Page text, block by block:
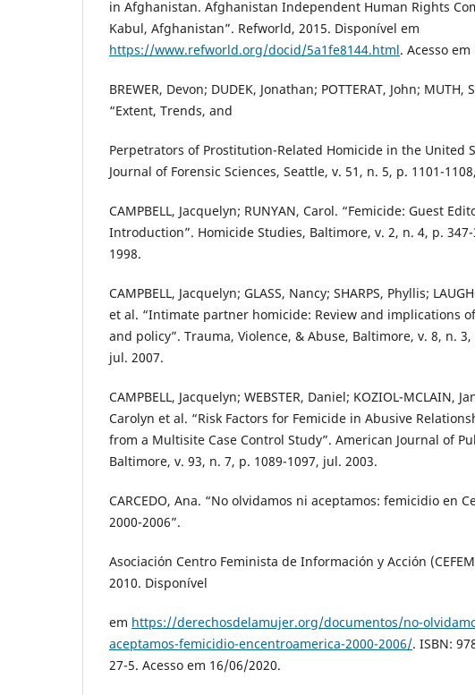
in Afghanistan. Afghanistan Independent Human Rights
Kabul, Afghanistan”. Refworld, 2015. Disponível em
https://www.refworld.org/docid/5a1fe8144.html. Acesso
BREWER, Devon; DUDEK, Jonathan; POTTERAT, John; MUTH,
“Extent, Trends, and
Perpetrators of Prostitution-Related Homicide in the United
Journal of Forensic Sciences, Seattle, v. 51, n. 5, p. 1101-
CAMPBELL, Jacquelyn; RUNYAN, Carol. “Femicide: Guest
Introduction”. Homicide Studies, Baltimore, v. 2, n. 4, p. 347-
1998.
CAMPBELL, Jacquelyn; GLASS, Nancy; SHARPS, Phyllis;
et al. “Intimate partner homicide: Review and implications
and policy”. Trauma, Violence, & Abuse, Baltimore, v. 8, n. 3,
jul. 2007.
CAMPBELL, Jacquelyn; WEBSTER, Daniel; KOZIOL-MCLAIN,
Carolyn et al. “Risk Factors for Femicide in Abusive
from a Multisite Case Control Study”. American Journal of
Baltimore, v. 93, n. 7, p. 1089-1097, jul. 2003.
CARCEDO, Ana. “No olvidamos ni aceptamos: femicidio en
2000-2006”.
Asociación Centro Feminista de Información y Acción
2010. Disponível
em https://derechosdelamujer.org/documentos/no-
aceptamos-femicidio-encentroamerica-2000-2006/. ISBN:
27-5. Acesso em 16/06/2020.